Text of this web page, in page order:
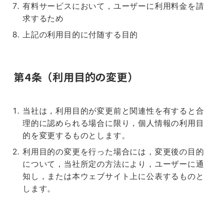
有料サービスにおいて，ユーザーに利用料金を請
求するため
上記の利用目的に付随する目的
第4条（利用目的の変更）
当社は，利用目的が変更前と関連性を有すると合
理的に認められる場合に限り，個人情報の利用目
的を変更するものとします。
利用目的の変更を行った場合には，変更後の目的
について，当社所定の方法により，ユーザーに通
知し，または本ウェブサイト上に公表するものと
します。